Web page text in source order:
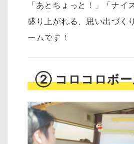
「あとちょっと！」「ナイ
盛り上がれる、思い出づく
ームです！
② コロコロボー